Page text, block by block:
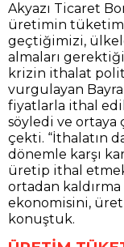
Akyazı Ticaret
üretimin tüketimi
geçtiğimizi,
almaları
krizin ithalat
vurgulayan
fiyatlarla ithal
söyledi ve
çekti. “İthalatın
dönemle karşı
üretip ithal
ortadan kaldırma
ekonomisini,
konuştuk.